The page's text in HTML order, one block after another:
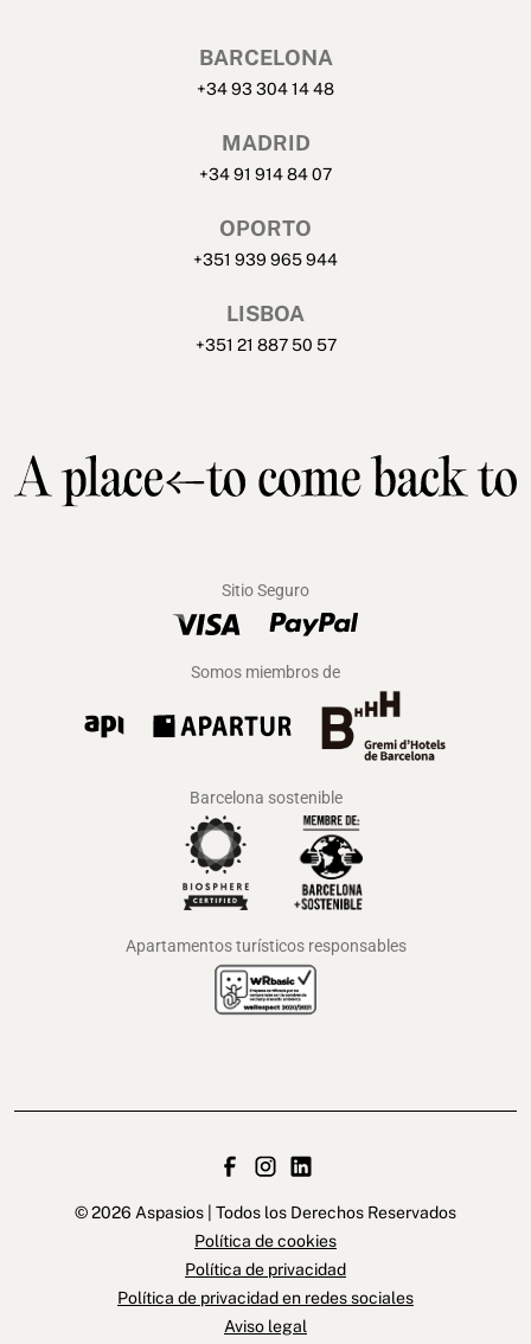
BARCELONA
+34 93 304 14 48
MADRID
+34 91 914 84 07
OPORTO
+351 939 965 944
LISBOA
+351 21 887 50 57
Sitio Seguro
Somos miembros de
Barcelona sostenible
Apartamentos turísticos responsables
© 2026 Aspasios | Todos los Derechos Reservados
Política de cookies
Política de privacidad
Política de privacidad en redes sociales
Aviso legal